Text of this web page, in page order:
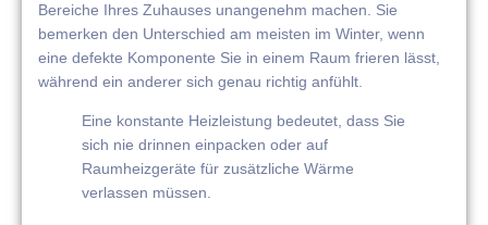
Bereiche Ihres Zuhauses unangenehm machen. Sie
bemerken den Unterschied am meisten im Winter, wenn
eine defekte Komponente Sie in einem Raum frieren lässt,
während ein anderer sich genau richtig anfühlt.
Eine konstante Heizleistung bedeutet, dass Sie
sich nie drinnen einpacken oder auf
Raumheizgeräte für zusätzliche Wärme
verlassen müssen.